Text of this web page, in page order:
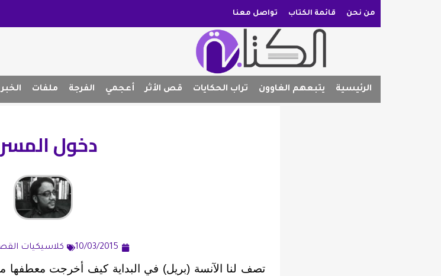
من نحن قائمة الكتاب تواصل معنا
الرئيسية يتبعهم الغاوون تراب الحكايات قص الأثر أعجمي الفرجة ملفات
دخول
10/03/2015 كلاسيكيات
تصف لنا الآنسة (بريل) في البداية كيف أخرجت معطفها